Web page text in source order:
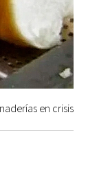
en crisis